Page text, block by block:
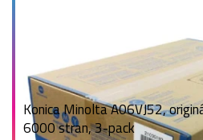
Konica Minolta A06VJ52,
6000 stran, 3-pack